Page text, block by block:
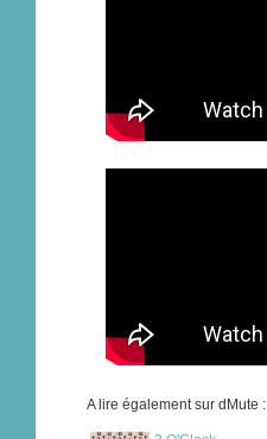
A lire également sur dMute :